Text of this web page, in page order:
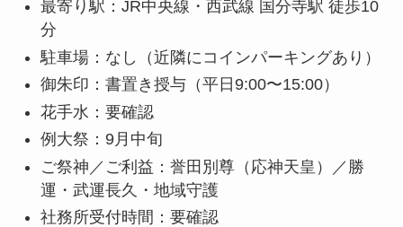
最寄り駅：JR中央線・西武線 国分寺駅 徒歩10
分
駐車場：なし（近隣にコインパーキングあり）
御朱印：書置き授与（平日9:00〜15:00）
花手水：要確認
例大祭：9月中旬
ご祭神／ご利益：誉田別尊（応神天皇）／勝
運・武運長久・地域守護
社務所受付時間：要確認